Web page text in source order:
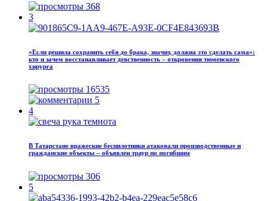
368
3
«Если решила сохранить себя до брака, значит, должна это сделать сама»:
кто и зачем восстанавливает девственность – откровения тюменского
хирурга
16535
5
4
В Татарстане вражеские беспилотники атаковали производственные и
гражданские объекты – объявлен траур по погибшим
306
5